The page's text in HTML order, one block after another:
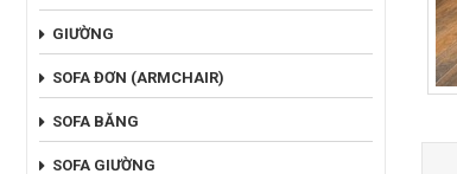
GIƯỜNG
SOFA ĐƠN (ARMCHAIR)
SOFA BĂNG
SOFA GIƯỜNG